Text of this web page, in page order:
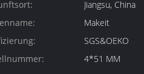
Jiangsu, China
Makeit
SGS&OEKO
4*51 MM